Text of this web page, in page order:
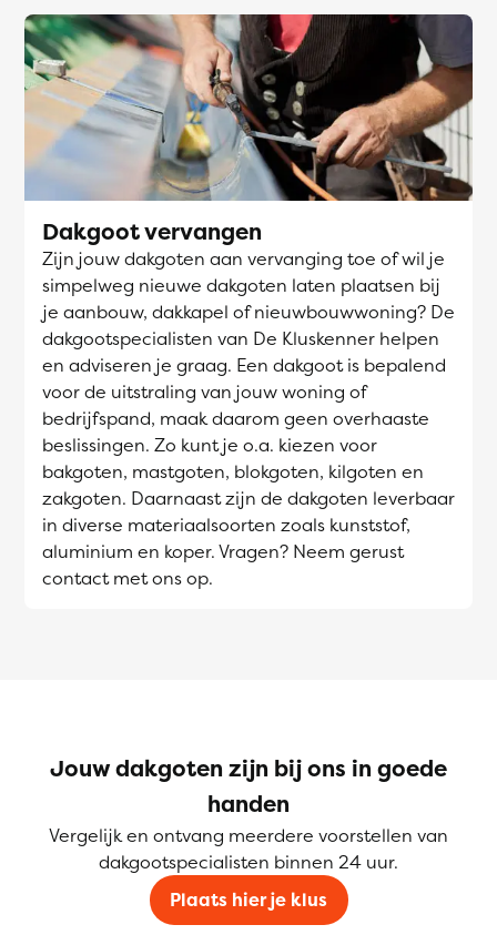
Dakgoot vervangen
Zijn jouw dakgoten aan vervanging toe of wil je
simpelweg nieuwe dakgoten laten plaatsen bij
je aanbouw, dakkapel of nieuwbouwwoning? De
dakgootspecialisten van De Kluskenner helpen
en adviseren je graag. Een dakgoot is bepalend
voor de uitstraling van jouw woning of
bedrijfspand, maak daarom geen overhaaste
beslissingen. Zo kunt je o.a. kiezen voor
bakgoten, mastgoten, blokgoten, kilgoten en
zakgoten. Daarnaast zijn de dakgoten leverbaar
in diverse materiaalsoorten zoals kunststof,
aluminium en koper. Vragen? Neem gerust
contact met ons op.
Jouw dakgoten zijn bij ons in goede
handen
Vergelijk en ontvang meerdere voorstellen van
dakgootspecialisten binnen 24 uur.
Plaats hier je klus